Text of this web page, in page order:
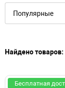
Найдено товаров:
Бесплатная